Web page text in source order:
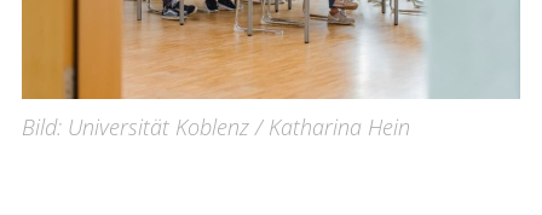
Bild: Universität Koblenz / Katharina Hein